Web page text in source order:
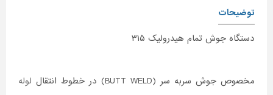
توضیحات
دستگاه جوش تمام هیدرولیک ۳۱۵
مخصوص جوش سربه سر (BUTT WELD) در خطوط انتقال
لوله